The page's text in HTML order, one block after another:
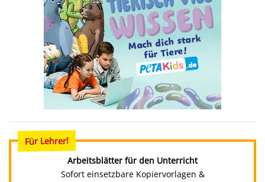
Für Lehrer!
Arbeitsblätter für den Unterricht
Sofort einsetzbare Kopiervorlagen &